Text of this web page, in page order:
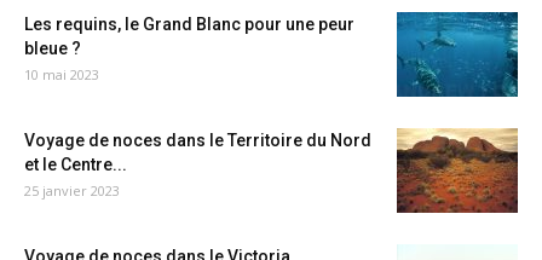
Les requins, le Grand Blanc pour une peur
bleue ?
10 mai 2023
Voyage de noces dans le Territoire du Nord
et le Centre...
25 janvier 2023